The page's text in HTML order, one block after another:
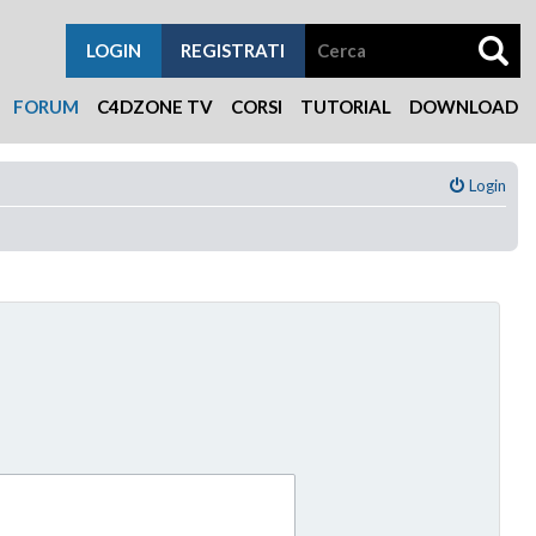
FORUM C4DZONE TV CORSI TUTORIAL DOWNLOAD
REGISTRATI
LOGIN
Login